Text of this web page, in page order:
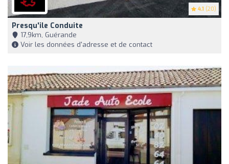
4.1 (20)
Presqu'ile Conduite
17,9km, Guérande
Voir les données d'adresse et de contact